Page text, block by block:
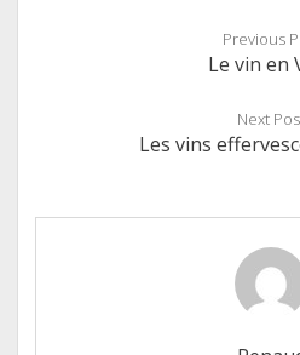
Previous
Le vin en
Next
Les vins